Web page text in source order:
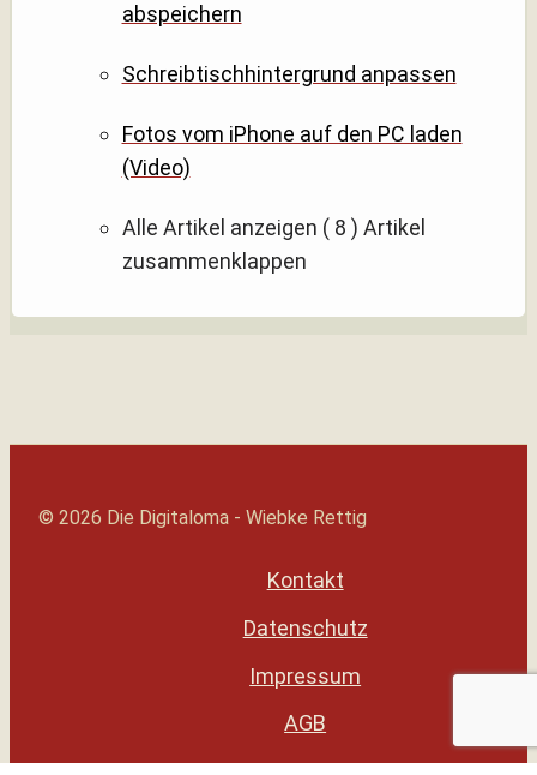
abspeichern
Schreibtischhintergrund anpassen
Fotos vom iPhone auf den PC laden
(Video)
Alle Artikel anzeigen ( 8 ) Artikel
zusammenklappen
© 2026 Die Digitaloma - Wiebke Rettig
Kontakt
Datenschutz
Impressum
AGB